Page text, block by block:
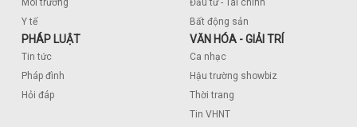
Môi trường
Y tế
Đầu tư - Tài chính
Bất động sản
PHÁP LUẬT
Tin tức
Pháp đình
Hỏi đáp
VĂN HÓA - GIẢI TRÍ
Ca nhạc
Hậu trường showbiz
Thời trang
Tin VHNT